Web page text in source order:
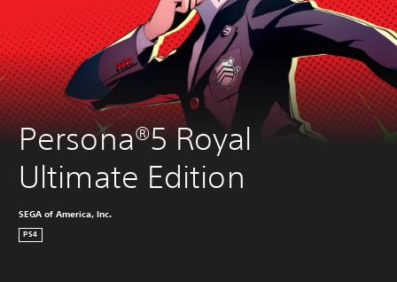
Persona®5 Royal
Ultimate Edition
SEGA of America, Inc.
PS4